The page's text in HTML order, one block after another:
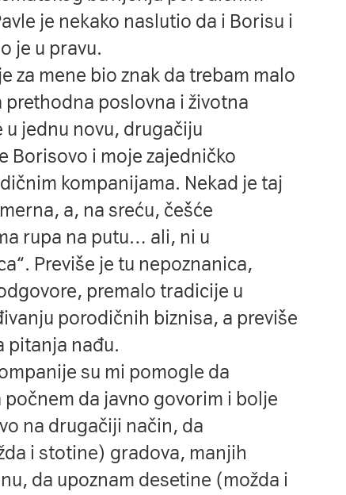
je nekako naslutio da i Borisu i
je u pravu.
za mene bio znak da trebam malo
prethodna poslovna i životna
u jednu novu, drugačiju
Borisovo i moje zajedničko
kompanijama. Nekad je taj
a, na sreću, češće
rupa na putu… ali, ni u
Previše je tu nepoznanica,
premalo tradicije u
porodičnih biznisa, a previše
pitanja nađu.
su mi pomogle da
da javno govorim i bolje
na drugačiji način, da
i stotine) gradova, manjih
da upoznam desetine (možda i